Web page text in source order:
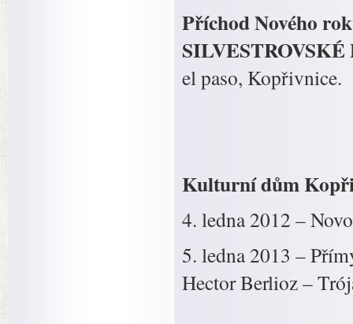
Příchod Nového
el paso, Kopřivnice.
Kulturní dům
4. ledna 2012 –
5. ledna 2013 –
Hector Berlioz –